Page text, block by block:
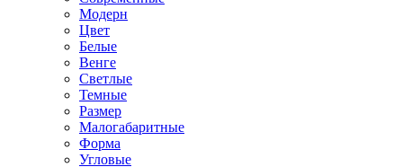
Модерн
Цвет
Белые
Венге
Светлые
Темные
Размер
Малогабаритные
Форма
Угловые